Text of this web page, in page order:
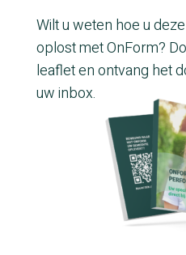
Wilt u weten hoe u
oplost met OnForm?
leaflet en ontvang het
uw inbox.